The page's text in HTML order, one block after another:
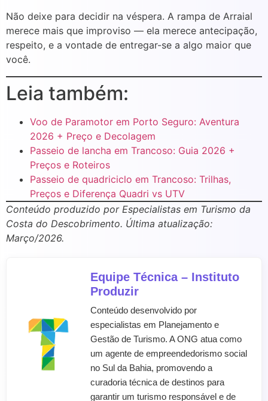
Não deixe para decidir na véspera. A rampa de Arraial
merece mais que improviso — ela merece antecipação,
respeito, e a vontade de entregar-se a algo maior que
você.
Leia também:
Voo de Paramotor em Porto Seguro: Aventura
2026 + Preço e Decolagem
Passeio de lancha em Trancoso: Guia 2026 +
Preços e Roteiros
Passeio de quadriciclo em Trancoso: Trilhas,
Preços e Diferença Quadri vs UTV
Conteúdo produzido por Especialistas em Turismo da
Costa do Descobrimento. Última atualização:
Março/2026.
Equipe Técnica – Instituto
Produzir
Conteúdo desenvolvido por
especialistas em Planejamento e
Gestão de Turismo. A ONG atua como
um agente de empreendedorismo social
no Sul da Bahia, promovendo a
curadoria técnica de destinos para
garantir um turismo responsável e de